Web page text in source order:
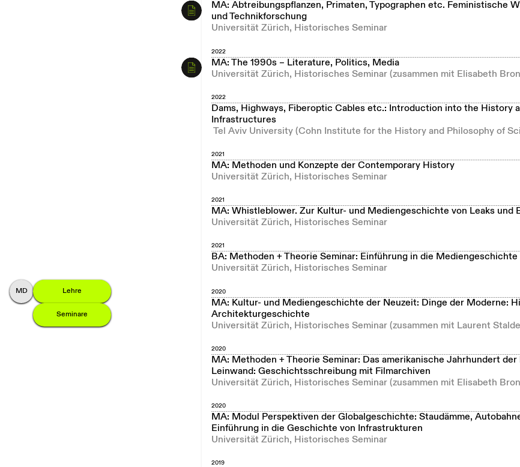
M onika
Dommann Lehre
Seminare
MA: Abtreibungspflanzen, Primaten, Typographen etc. Feministische
und Technikforschung
Universität Zürich, Historisches Seminar
2022
MA: The 1990s – Literature, Politics, Media
Universität Zürich, Historisches Seminar (zusammen mit Elisabeth
2022
Dams, Highways, Fiberoptic Cables etc.: Introduction into the History
Infrastructures
Tel Aviv University (Cohn Institute for the History and Philosophy of
2021
MA: Methoden und Konzepte der Contemporary History
Universität Zürich, Historisches Seminar
2021
MA: Whistleblower. Zur Kultur- und Mediengeschichte von Leaks und
Universität Zürich, Historisches Seminar
2021
BA: Methoden + Theorie Seminar: Einführung in die Mediengeschichte
Universität Zürich, Historisches Seminar
2020
MA: Kultur- und Mediengeschichte der Neuzeit: Dinge der Moderne:
Architekturgeschichte
Universität Zürich, Historisches Seminar (zusammen mit Laurent
2020
MA: Methoden + Theorie Seminar: Das amerikanische Jahrhundert
Leinwand: Geschichtsschreibung mit Filmarchiven
Universität Zürich, Historisches Seminar (zusammen mit Elisabeth
2020
MA: Modul Perspektiven der Globalgeschichte: Staudämme,
Einführung in die Geschichte von Infrastrukturen
Universität Zürich, Historisches Seminar
2019